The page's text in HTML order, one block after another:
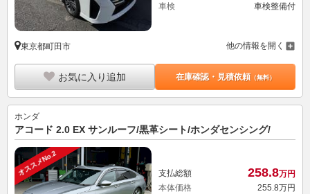
車検
車検整備付
東京都町田市 他の情報を開く
お気に入り追加 在庫確認・見積依頼（無料）
ホンダ
アコード 2.0 EX サンルーフ/黒革シート/ホンダセンシング/
オススメNo.2 支払総額 258.8万円
本体価格
255. 8万円